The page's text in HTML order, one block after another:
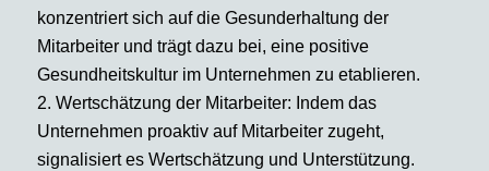
konzentriert sich auf die Gesunderhaltung der
Mitarbeiter und trägt dazu bei, eine positive
Gesundheitskultur im Unternehmen zu etablieren.
2. Wertschätzung der Mitarbeiter: Indem das
Unternehmen proaktiv auf Mitarbeiter zugeht,
signalisiert es Wertschätzung und Unterstützung.